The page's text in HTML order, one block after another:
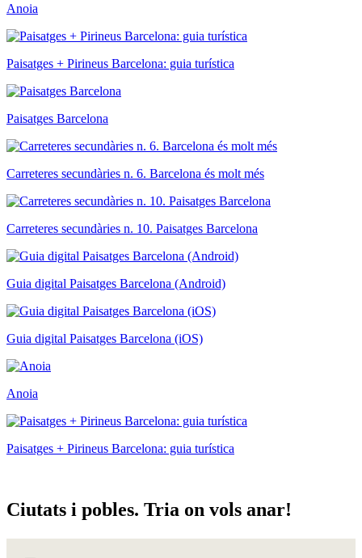
Anoia
Paisatges + Pirineus Barcelona: guia turística
Paisatges Barcelona
Carreteres secundàries n. 6. Barcelona és molt més
Carreteres secundàries n. 10. Paisatges Barcelona
Guia digital Paisatges Barcelona (Android)
Guia digital Paisatges Barcelona (iOS)
Anoia
Paisatges + Pirineus Barcelona: guia turística
Ciutats i pobles. Tria on vols anar!